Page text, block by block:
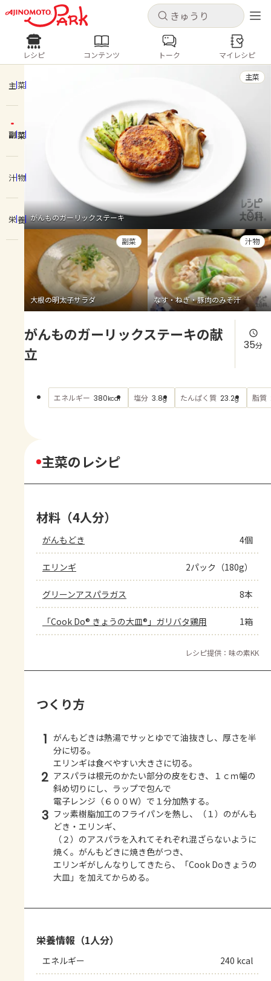
キャンセル
ログインするとレシピを保存できます
ホーム
レシピ
トーク
よくあるお問い合わせ
お買い物
AJINOMOTO PARK とは
キャンセル
レシピ コンテンツ
人気の食材・レシピ
なす トマト
とうもろこし
みょうが ゴーヤ
レシピ コンテンツ トーク マイレシピ
主菜
副菜
汁物
栄養 がんものガーリックステーキ
主菜
大根の明太子サラダ
副菜
なす・ねぎ・豚肉のみそ汁
汁物
がんものガーリックステーキの献
立
35分
エネルギー 380kcal 塩分 3.8g たんぱく質 23.2g 脂質
主菜のレシピ
材料（4人分）
がんもどき 4個
エリンギ 2パック（180g）
グリーンアスパラガス 8本
「Cook Do® きょうの大皿®」ガリバタ鶏用 1箱
レシピ提供：味の素KK
つくり方
1 がんもどきは熱湯でサッとゆでて油抜きし、厚さを半
分に切る。
エリンギは食べやすい大きさに切る。
2 アスパラは根元のかたい部分の皮をむき、１ｃｍ幅の
斜め切りにし、ラップで包んで
電子レンジ（６００Ｗ）で１分加熱する。
3 フッ素樹脂加工のフライパンを熱し、（１）のがんも
どき・エリンギ、
（２）のアスパラを入れてそれぞれ混ざらないように
焼く。がんもどきに焼き色がつき、
エリンギがしんなりしてきたら、「Cook Doきょうの
大皿」を加えてからめる。
栄養情報（1人分）
エネルギー 240 kcal